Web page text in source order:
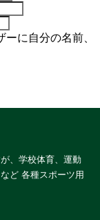
に自分の名前、
、学校体育、運動
ど 各種スポーツ用